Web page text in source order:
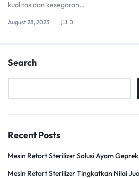
kualitas dan kesegaran…
August 28, 2023 0
Search
Recent Posts
Mesin Retort Sterilizer Solusi Ayam
Mesin Retort Sterilizer Tingkatkan Nilai